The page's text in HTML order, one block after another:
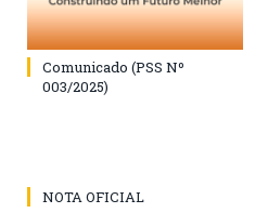
Comunicado (PSS Nº
003/2025)
NOTA OFICIAL